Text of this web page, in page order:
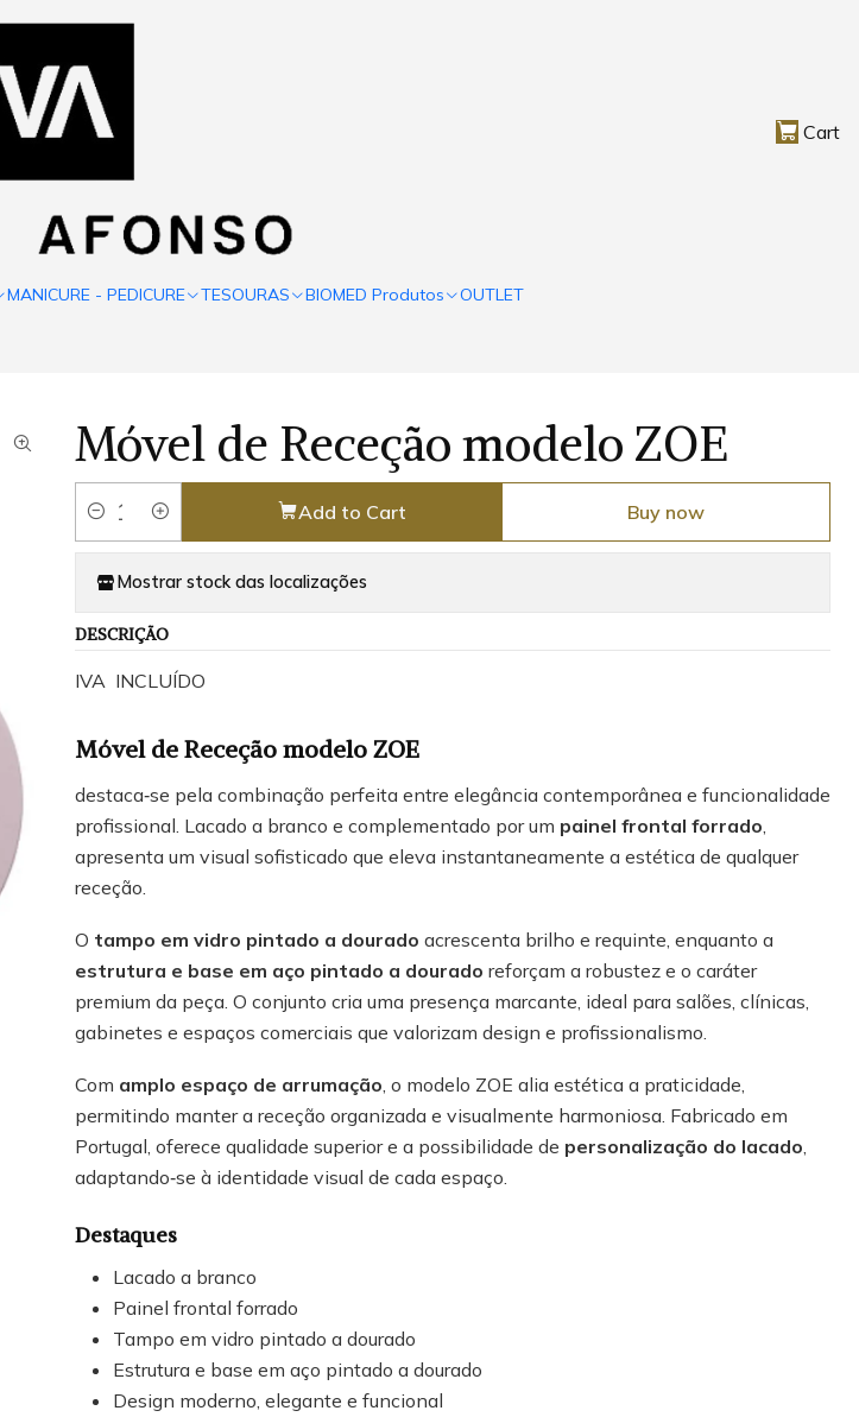
Cart
MANICURE - PEDICURE TESOURAS BIOMED Produtos OUTLET
Móvel de Receção modelo ZOE
Quantity
Add to Cart Buy now
Mostrar stock das localizações
DESCRIÇÃO
IVA INCLUÍDO
Móvel de Receção modelo ZOE
destaca‑se pela combinação perfeita entre elegância contemporânea e funcionalidade
profissional. Lacado a branco e complementado por um painel frontal forrado
apresenta um visual sofisticado que eleva instantaneamente a estética de qualquer
receção.
O tampo em vidro pintado a dourado acrescenta brilho e requinte, enquanto a
estrutura e base em aço pintado a dourado reforçam a robustez e o caráter
premium da peça. O conjunto cria uma presença marcante, ideal para salões, clínicas,
gabinetes e espaços comerciais que valorizam design e profissionalismo.
Com amplo espaço de arrumação , o modelo ZOE alia estética a praticidade,
permitindo manter a receção organizada e visualmente harmoniosa. Fabricado em
Portugal, oferece qualidade superior e a possibilidade de personalização do lacado
adaptando‑se à identidade visual de cada espaço.
Destaques
Lacado a branco
Painel frontal forrado
Tampo em vidro pintado a dourado
Estrutura e base em aço pintado a dourado
Design moderno, elegante e funcional